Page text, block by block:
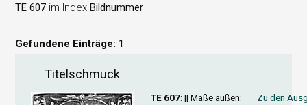
TE 607 im IndexBildnummer
Gefundene Einträge: 1
Titelschmuck
TE 607: || Maße außen:
Zu den